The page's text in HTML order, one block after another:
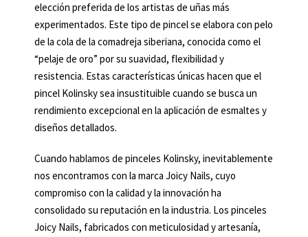
elección preferida de los artistas de uñas más
experimentados. Este tipo de pincel se elabora con pelo
de la cola de la comadreja siberiana, conocida como el
“pelaje de oro” por su suavidad, flexibilidad y
resistencia. Estas características únicas hacen que el
pincel Kolinsky sea insustituible cuando se busca un
rendimiento excepcional en la aplicación de esmaltes y
diseños detallados.
Cuando hablamos de pinceles Kolinsky, inevitablemente
nos encontramos con la marca Joicy Nails, cuyo
compromiso con la calidad y la innovación ha
consolidado su reputación en la industria. Los pinceles
Joicy Nails, fabricados con meticulosidad y artesanía,